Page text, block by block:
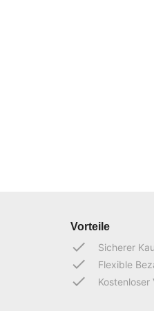
Vorteile
done Sicherer
done Flexible
done Kostenloser